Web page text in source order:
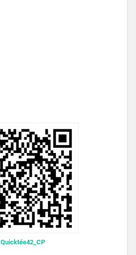
Quicktée42_CP